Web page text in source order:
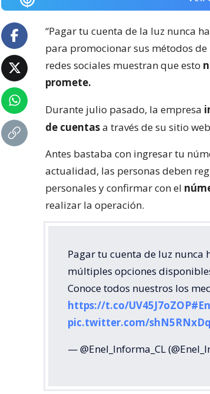
“Pagar tu cuenta de la luz nunca
para promocionar sus métodos
redes sociales muestran que esto
promete.
Durante julio pasado, la empresa
de cuentasa través de su sitio
Antes bastaba con ingresar tu
actualidad, las personas deben
personales y confirmar con el
realizar la operación.
Pagar tu cuenta de luz nunca
múltiples opciones
Conoce todos nuestros los
https://t.co/UV45J7oZOP
pic.twitter.com/
— @Enel_Informa_CL